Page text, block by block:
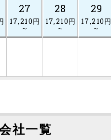
27
17,210円
～
28
17,210円
～
29
17,210円
～
社一覧